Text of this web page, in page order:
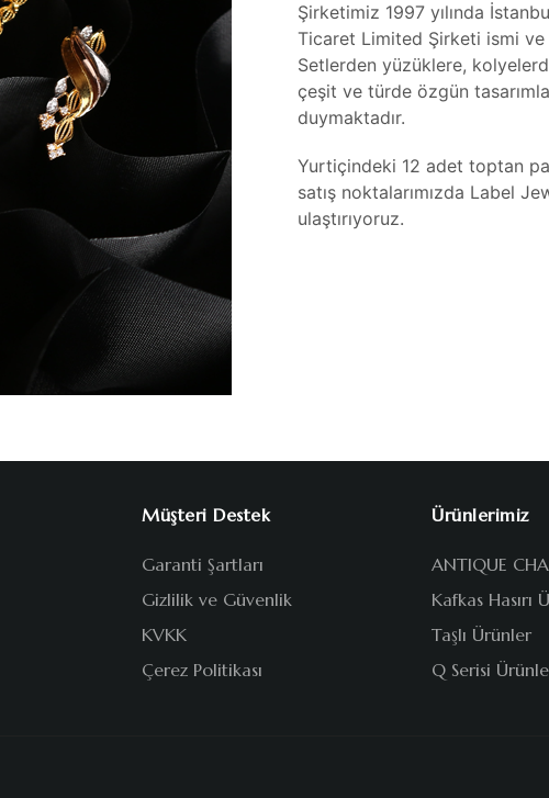
Şirketimiz 1997 yılında
Ticaret Limited Şirketi ismi
Setlerden yüzüklere,
çeşit ve türde özgün
duymaktadır.
Yurtiçindeki 12 adet toptan
satış noktalarımızda Label
ulaştırıyoruz.
Müşteri Destek
Garanti Şartları
Gizlilik ve Güvenlik
KVKK
Çerez Politikası
Ürünlerimiz
ANTIQUE
Kafkas Hasırı
Taşlı Ürünler
Q Serisi